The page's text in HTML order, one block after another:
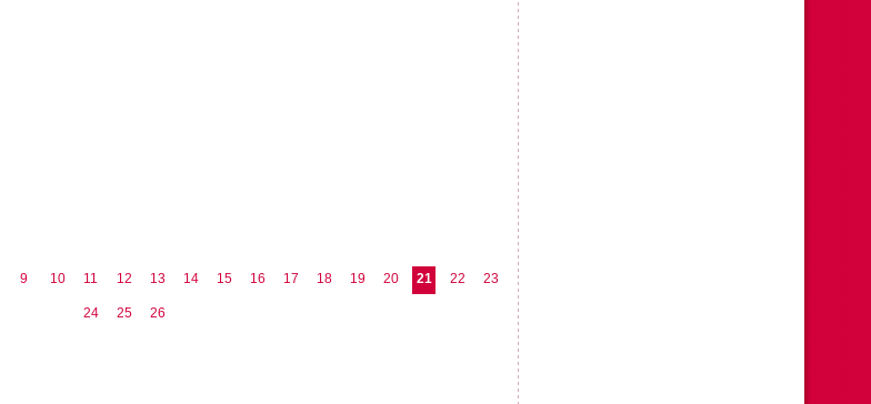
9 10 11 12 13 14 15 16 17 18 19 20 21 22 23
24 25 26